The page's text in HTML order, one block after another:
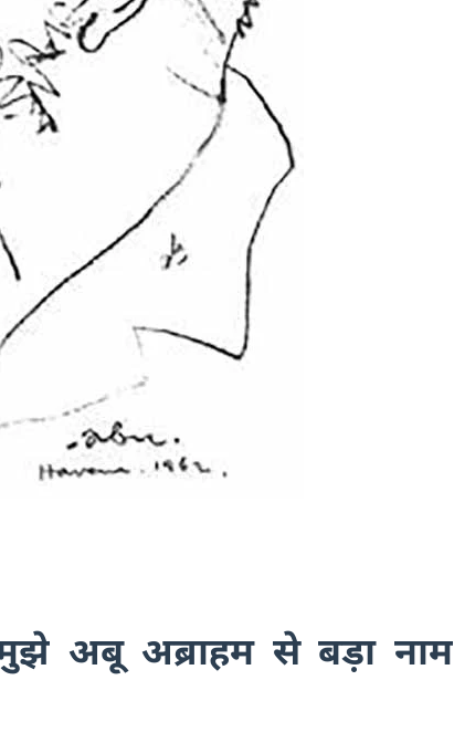
मुझे अबू अब्राहम से बड़ा नाम